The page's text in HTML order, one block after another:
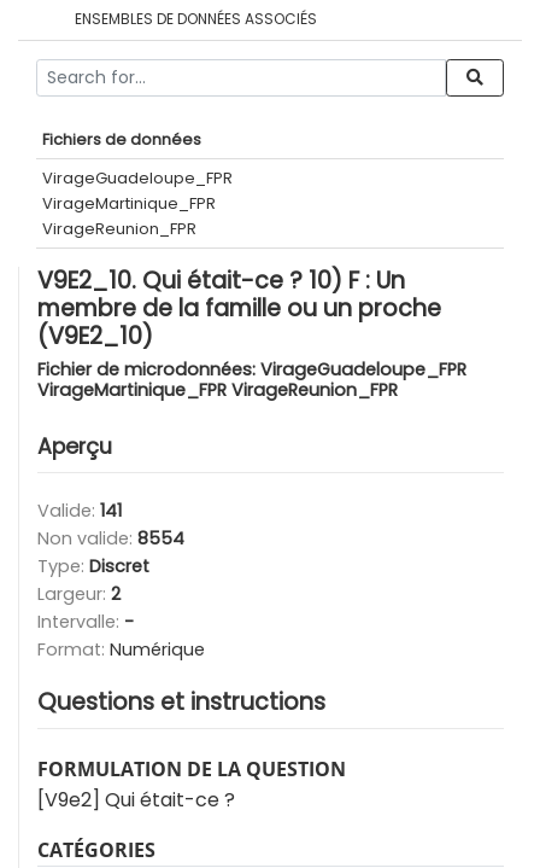
ENSEMBLES DE DONNÉES ASSOCIÉS
Fichiers de données
VirageGuadeloupe_FPR
VirageMartinique_FPR
VirageReunion_FPR
V9E2_10. Qui était-ce ? 10) F : Un
membre de la famille ou un proche
(V9E2_10)
Fichier de microdonnées: VirageGuadeloupe_FPR
VirageMartinique_FPR VirageReunion_FPR
Aperçu
Valide: 141
Non valide: 8554
Type: Discret
Largeur: 2
Intervalle: -
Format: Numérique
Questions et instructions
FORMULATION DE LA QUESTION
[V9e2] Qui était-ce ?
CATÉGORIES